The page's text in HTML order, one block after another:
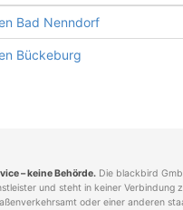
Bad Nenndorf
Bückeburg
– keine Behörde. Die blackbird
und steht in keiner Verbindung
oder einer anderen